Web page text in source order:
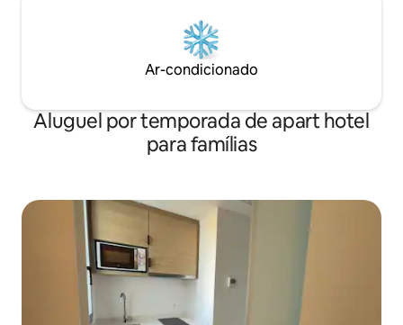
Ar-condicionado
Aluguel por temporada de apart hotel
para famílias